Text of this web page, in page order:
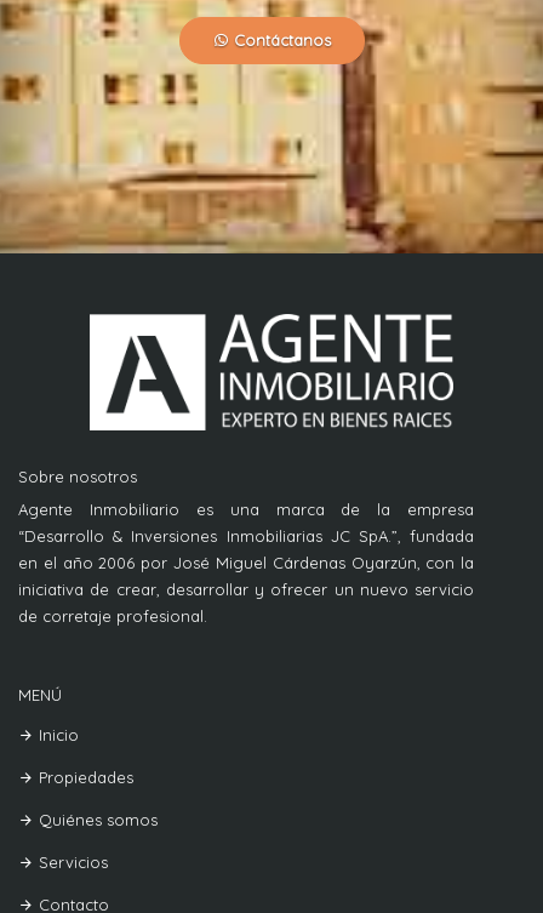
Contáctanos
Sobre nosotros
Agente Inmobiliario es una marca de la empresa
“Desarrollo & Inversiones Inmobiliarias JC SpA.”, fundada
en el año 2006 por José Miguel Cárdenas Oyarzún, con la
iniciativa de crear, desarrollar y ofrecer un nuevo servicio
de corretaje profesional.
MENÚ
Inicio
Propiedades
Quiénes somos
Servicios
Contacto